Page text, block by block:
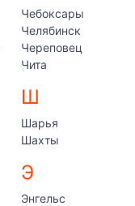
Чебоксары
Челябинск
Череповец
Чита
Ш
Шарья
Шахты
Э
Энгельс